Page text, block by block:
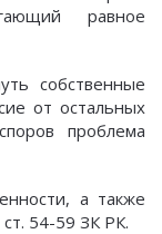
равное
собственные
от остальных
проблема
а также
54-59 ЗК РК.